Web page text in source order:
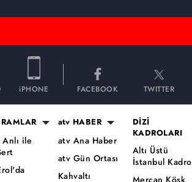
iPHONE FACEBOOK TWITTER
ile
atv HABER
atv Ana Haber
atv Gün Ortası
Kahvaltı
DİZİ
KADROLARI
Altı Üstü
İstanbul Kadro
Mercan Köşk